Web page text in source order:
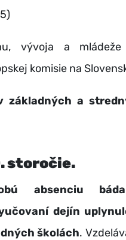
vývoja a mládeže
komisie na
základných a
storočie.
absenciu
dejín
školách.